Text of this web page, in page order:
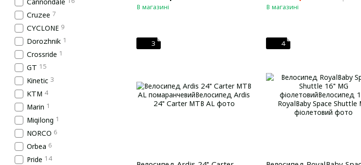
В магазині В магазині
3 4
Cannondale
Cruzee 7
CYCLONE 9
Dorozhnik 1
Crossride 1
GT 15
Kinetic 3
KTM 4
Marin 1
Miqilong 1
NORCO 6
Orbea 6
Pride 14